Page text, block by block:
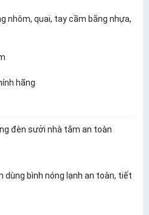
nhôm, quai, tay cầm bằng nhựa,
hãng
đèn sưởi nhà tắm an toàn
dùng bình nóng lạnh an toàn, tiết